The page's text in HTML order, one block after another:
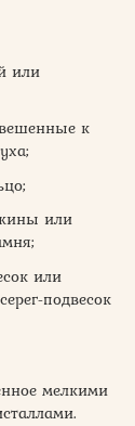
или
к
или
или
подвесок
мелкими